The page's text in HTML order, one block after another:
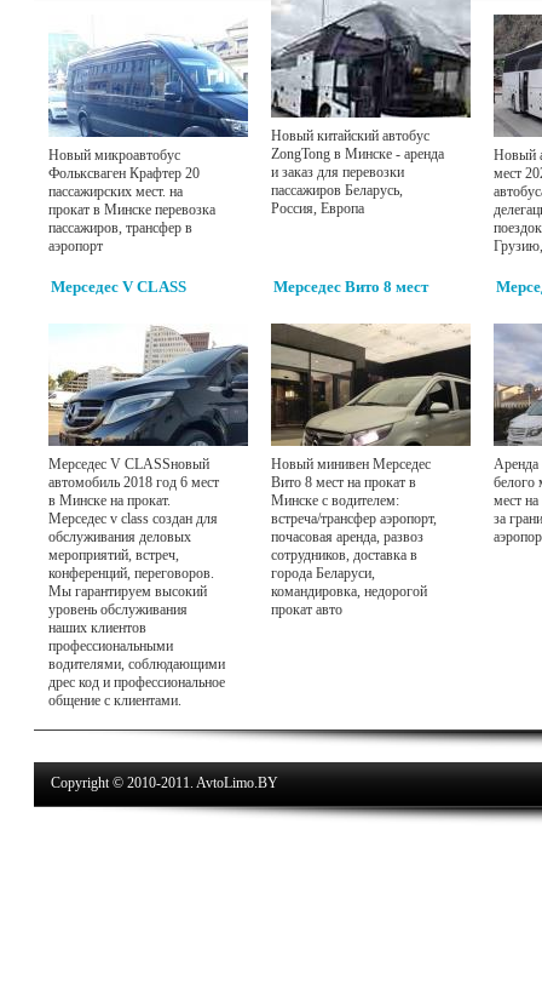
Новый микроавтобус
Фольксваген Крафтер 20
пассажирских мест. на
прокат в Минске перевозка
пассажиров, трансфер в
аэропорт
Новый китайский автобус
ZongTong в Минске - аренда
и заказ для перевозки
пассажиров Беларусь,
Россия, Европа
Новый
мест
Мерседес V CLASS
Мерседес V CLASSновый
автомобиль 2018 год 6 мест
в Минске на прокат.
Мерседес v class создан для
обслуживания деловых
мероприятий, встреч,
конференций, переговоров.
Мы гарантируем высокий
уровень обслуживания
наших клиентов
профессиональными
водителями, соблюдающими
дрес код и профессиональное
общение с клиентами.
Мерседес Вито 8 мест
Новый минивен Мерседес
Вито 8 мест на прокат в
Минске с водителем:
встреча/трансфер аэропорт,
почасовая аренда, развоз
сотрудников, доставка в
города Беларуси,
командировка, недорогой
прокат авто
Аренда
белого
мест на
за
Copyright © 2010-2011. AvtoLimo.BY